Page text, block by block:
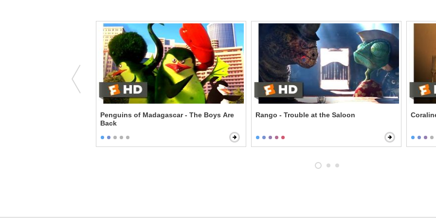
Penguins of Madagascar - The Boys Are
Back
Rango - Trouble at the Saloon